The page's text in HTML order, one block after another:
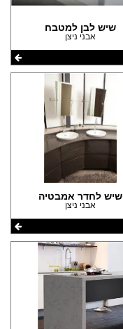
שיש לבן למטבח
אבני ניצן
שיש לחדר אמבטיה
אבני ניצן